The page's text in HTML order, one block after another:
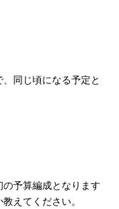
同じ頃になる予定と
予算編成となります
えてください。